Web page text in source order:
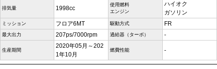
排気量 1998cc
使用燃料
エンジン
ハイオク
ガソリン
ミッション フロア6MT 駆動方式 FR
最大出力 207ps/7000rpm 過給器（ターボ） -
生産期間
2020年05月～202
1年10月
燃費性能 -